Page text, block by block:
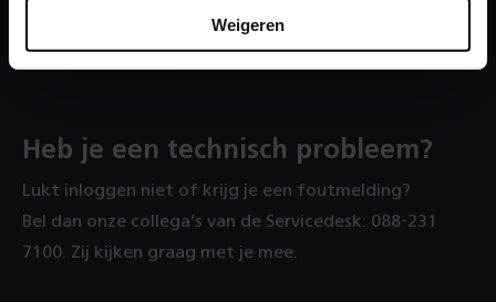
Weigeren
Heb je een technisch probleem?
Lukt inloggen niet of krijg je een foutmelding?
Bel dan onze collega’s van de Servicedesk: 088‑231
7100. Zij kijken graag met je mee.